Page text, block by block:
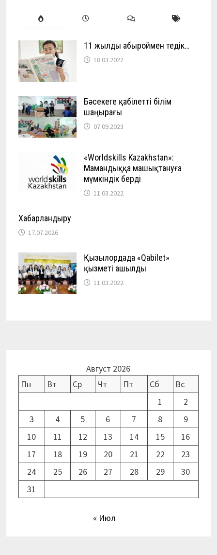
11 жылды абыроймен өтедік…
18.03.2022
Бәсекеге қабілетті білім
шаңырағы
07.09.2023
«Worldskills Kazakhstan»:
Мамандыққа машықтануға
мүмкіндік берді
11.03.2022
Хабарландыру
17.07.2026
Қызылордада «Qabilet»
қызметі ашылды
11.03.2022
Август 2026
Пн
Вт Ср Чт Пт Сб
Вс
1
2
3
4 5 6 7 8
9
10
11 12 13 14 15
16
17
18 19 20 21 22
23
24
25 26 27 28 29
30
31
« Июл